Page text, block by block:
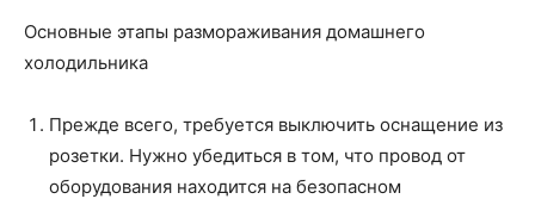
Основные этапы размораживания домашнего
холодильника
Прежде всего, требуется выключить оснащение из
розетки. Нужно убедиться в том, что провод от
оборудования находится на безопасном